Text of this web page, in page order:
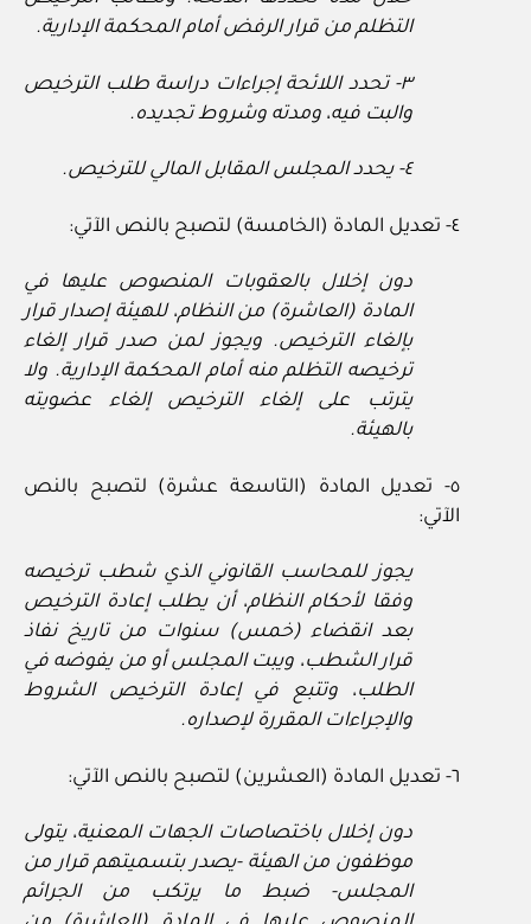
التظلم من قرار الرفض أمام المحكمة الإدارية.
٣‏- تحدد اللائحة إجراءات دراسة طلب الترخيص
والبت فيه، ومدته وشروط تجديده.
٤‏- يحدد المجلس المقابل المالي للترخيص.
٤‏- تعديل المادة (الخامسة) لتصبح بالنص الآتي:
دون إخلال بالعقوبات المنصوص عليها في
المادة (العاشرة) من النظام، للهيئة إصدار قرار
بإلغاء الترخيص. ويجوز لمن صدر قرار إلغاء
ترخيصه التظلم منه أمام المحكمة الإدارية. ولا
يترتب على إلغاء الترخيص إلغاء عضويته
بالهيئة.
٥‏- تعديل المادة (التاسعة عشرة) لتصبح بالنص
الآتي:
يجوز للمحاسب القانوني الذي شطب ترخيصه
وفقا لأحكام النظام، أن يطلب إعادة الترخيص
بعد انقضاء (خمس) سنوات من تاريخ نفاذ
قرار الشطب، ويبت المجلس أو من يفوضه في
الطلب، وتتبع في إعادة الترخيص الشروط
والإجراءات المقررة لإصداره.
٦‏- تعديل المادة (العشرين) لتصبح بالنص الآتي:
دون إخلال باختصاصات الجهات المعنية، يتولى
موظفون من الهيئة‏-يصدر بتسميتهم قرار من
المجلس‏- ضبط ما يرتكب من الجرائم